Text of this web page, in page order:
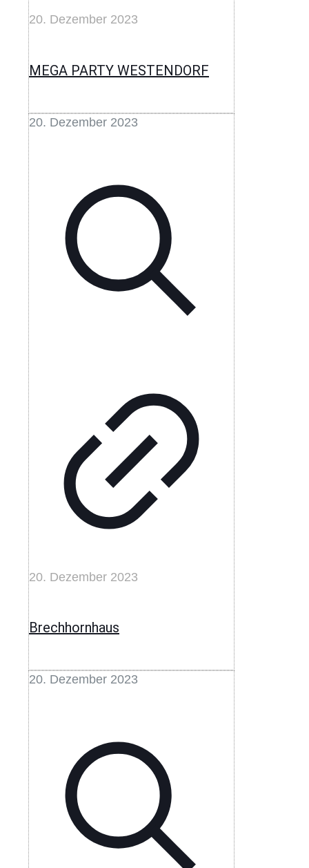
20. Dezember 2023
MEGA PARTY WESTENDORF
20. Dezember 2023
20. Dezember 2023
Brechhornhaus
20. Dezember 2023